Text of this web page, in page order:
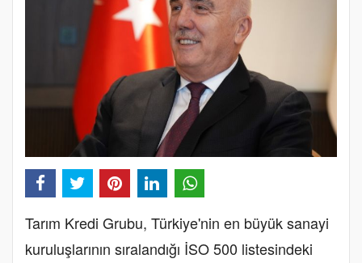
Tarım Kredi Grubu, Türkiye'nin en büyük sanayi
kuruluşlarının sıralandığı İSO 500 listesindeki